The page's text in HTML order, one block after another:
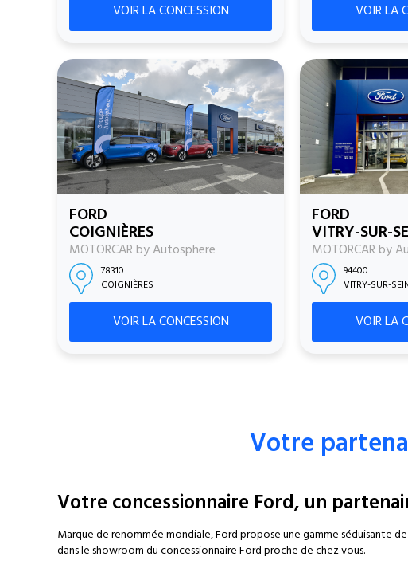
VOIR LA CONCESSION VOIR LA
FORD
COIGNIÈRES
MOTORCAR by Autosphere
78310
COIGNIÈRES
VOIR LA CONCESSION
FORD
VITRY-SUR-
MOTORCAR by
94400
VITRY-SUR-
VOIR LA
Votre
Votre concessionnaire Ford, un
Marque de renommée mondiale, Ford propose une gamme séduisante
dans le showroom du concessionnaire Ford proche de chez vous.